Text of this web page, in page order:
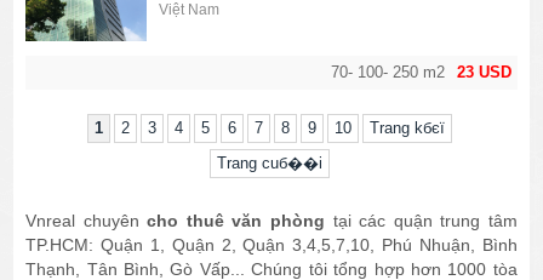
23 USD
70- 100- 250 m2
Việt Nam
1 2 3 4 5 6 7 8 9 10
Trang kбєї
Trang cuб��i
Vnreal chuyêncho thuê văn phòng tại các quận trung tâm
TP.HCM: Quận 1, Quận 2, Quận 3,4,5,7,10, Phú Nhuận, Bình
Thạnh, Tân Bình, Gò Vấp... Chúng tôi tổng hợp hơn 1000 tòa